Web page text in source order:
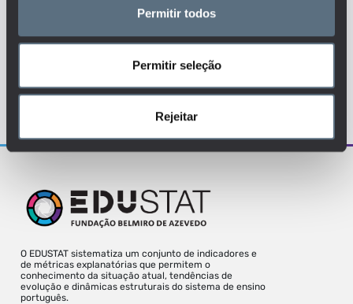
Permitir todos
Permitir seleção
Rejeitar
o site a partir de um desktop.
O EDUSTAT sistematiza um conjunto de indicadores e
de métricas explanatórias que permitem o
conhecimento da situação atual, tendências de
evolução e dinâmicas estruturais do sistema de ensino
português.